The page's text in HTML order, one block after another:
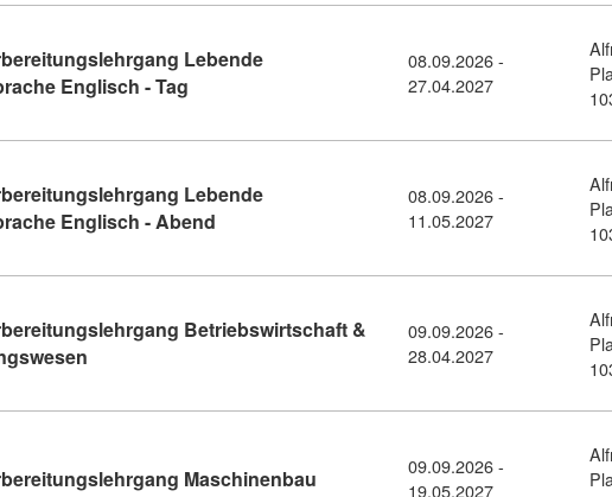
Lebende
Englisch - Tag Kursdetail: BRP Vorbereitungslehrgang Lebende
08.09.2026 -
27.04.2027
Lebende
Englisch - Abend Kursdetail: BRP Vorbereitungslehrgang
08.09.2026 -
11.05.2027
Betriebswirtschaft &
Kursdetail: BRP Vorbereitungslehrgang Betriebswirtschaft &
09.09.2026 -
28.04.2027
Maschinenbau Kursdetail: BRP09.09.2026 -
19.05.2027